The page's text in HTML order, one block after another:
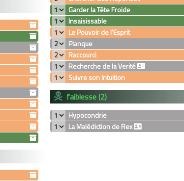
Garder la Tête Froide
Insaisissable
Le Pouvoir de l'Esprit
Planque
Raccourci
Recherche de la Verité
Suivre son Intuition
faiblesse (2)
Hypocondrie
La Malédiction de Rex